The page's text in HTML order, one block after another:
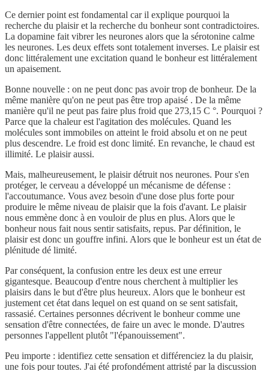
Ce dernier point est fondamental car il explique pourquoi la
recherche du plaisir et la recherche du bonheur sont contradictoires.
La dopamine fait vibrer les neurones alors que la sérotonine calme
les neurones. Les deux effets sont totalement inverses. Le plaisir est
donc littéralement une excitation quand le bonheur est littéralement
un apaisement.
Bonne nouvelle : on ne peut donc pas avoir trop de bonheur. De la
même manière qu'on ne peut pas être trop apaisé . De la même
manière qu'il ne peut pas faire plus froid que 273,15 C °. Pourquoi ?
Parce que la chaleur est l'agitation des molécules. Quand les
molécules sont immobiles on atteint le froid absolu et on ne peut
plus descendre. Le froid est donc limité. En revanche, le chaud est
illimité. Le plaisir aussi.
Mais, malheureusement, le plaisir détruit nos neurones. Pour s'en
protéger, le cerveau a développé un mécanisme de défense :
l'accoutumance. Vous avez besoin d'une dose plus forte pour
produire le même niveau de plaisir que la fois d'avant. Le plaisir
nous emmène donc à en vouloir de plus en plus. Alors que le
bonheur nous fait nous sentir satisfaits, repus. Par définition, le
plaisir est donc un gouffre infini. Alors que le bonheur est un état de
plénitude dé limité.
Par conséquent, la confusion entre les deux est une erreur
gigantesque. Beaucoup d'entre nous cherchent à multiplier les
plaisirs dans le but d'être plus heureux. Alors que le bonheur est
justement cet état dans lequel on est quand on se sent satisfait,
rassasié. Certaines personnes décrivent le bonheur comme une
sensation d'être connectées, de faire un avec le monde. D'autres
personnes l'appellent plutôt "l'épanouissement".
Peu importe : identifiez cette sensation et différenciez la du plaisir,
une fois pour toutes. J'ai été profondément attristé par la discussion